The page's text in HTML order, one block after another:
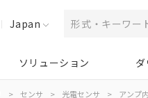
Japan
ソリューション
> センサ > 光電センサ > アンプ